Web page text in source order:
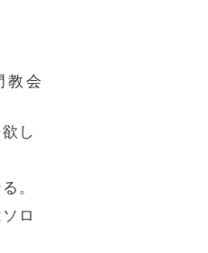
教会
し
。
ロ